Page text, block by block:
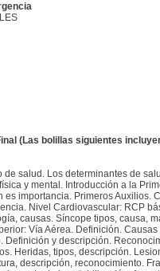
(Las bolillas siguientes
de salud. Los determinantes de
y mental. Introducción a la
es importancia. Primeros
Nivel Cardiovascular: RCP
causas. Síncope tipos, causa,
Vía Aérea. Definición.
y descripción.
Heridas, tipos, descripción.
descripción, reconocimiento.